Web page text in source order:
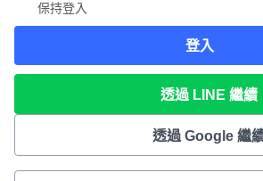
保持登入
登入
透過 LINE 繼續
透過 Google 繼